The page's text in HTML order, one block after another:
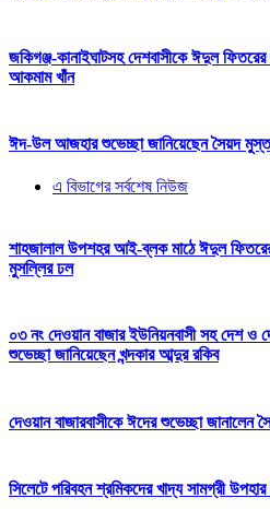
জকিগঞ্জ-কানাইঘাটসহ দেশবাসীকে ঈদুল ফিতরের
আকমাম খাঁন
ঈদ-উল আজহার শুভেচ্ছা জানিয়েছেন সৈয়দ
এ বিভাগের সর্বশেষ নিউজ
শাহজালাল উপশহর আই-ব্লক মাঠে ঈদুল ফিতরের
মুসল্লির ঢল
০৩ নং দেওয়ান বাজার ইউনিয়নবাসী সহ দেশ
শুভেচ্ছা জানিয়েছেন খন্দকার আব্দুর রকিব
দেওয়ান বাজারবাসীকে ঈদের শুভেচ্ছা জানালেন
সিলেটে পরিবহন শ্রমিকদের খাদ্য সামগ্রী উপহার